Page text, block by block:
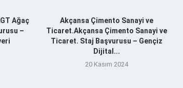
Ağaç
–
Akçansa Çimento Sanayi ve
Ticaret.Akçansa Çimento Sanayi ve
Ticaret. Staj Başvurusu – Gençiz
Dijital...
20 Kasım 2024